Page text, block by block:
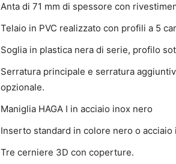
Anta di 71 mm di spessore con
Telaio in PVC realizzato con profili a 5
Soglia in plastica nera di serie, profilo
Serratura principale e serratura
opzionale.
Maniglia HAGA I in acciaio inox nero
Inserto standard in colore nero o acciaio
Tre cerniere 3D con coperture.